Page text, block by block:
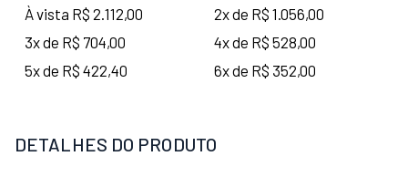
À vista R$ 2.112,00
2x de R$ 1.056,00
3x de R$ 704,00
4x de R$ 528,00
5x de R$ 422,40
6x de R$ 352,00
DETALHES DO PRODUTO